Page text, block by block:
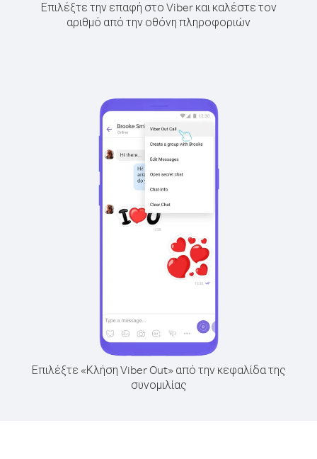
Επιλέξτε την επαφή στο Viber και καλέστε τον
αριθμό από την οθόνη πληροφοριών
Επιλέξτε «Κλήση Viber Out» από την κεφαλίδα της
συνομιλίας